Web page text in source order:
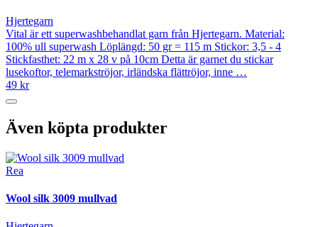
Hjertegarn
Vital är ett superwashbehandlat garn från Hjertegarn. Material:
100% ull superwash Löplängd: 50 gr = 115 m Stickor: 3,5 - 4
Stickfasthet: 22 m x 28 v på 10cm Detta är garnet du stickar
lusekoftor, telemarkströjor, irländska flättröjor, inne …
49 kr
Även köpta produkter
Rea
Wool silk 3009 mullvad